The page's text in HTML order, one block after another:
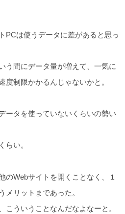
PCは使うデータに差があると思っ
う間にデータ量が増えて、一気に
度制限かかるんじゃないかと。
ータを使っていないくらいの勢い
らい。
のWebサイトを開くことなく、１
メリットまであった。
こういうことなんだなよなーと。